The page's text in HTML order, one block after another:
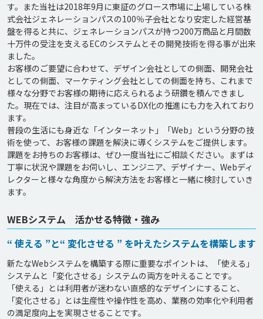
す。また当社は2018年9月に東証のグロース市場に上場している株
式会社ジェネレーションパスの100％子会社となり安定した経営基
盤を得ると共に、ジェネレーションパスが持つ200万商品と月間数
十万件の受注を支えるECのシステムとその開発技術を得る事が出来
ました。
お客様のご要望に合わせて、デザイン会社としての側面、開発会社
としての側面、マーケティング会社としての側面を持ち、これまで
様々な分野でお客様の期待に応えられるよう研鑽を積んできまし
た。現在では、注目が高まっているDX化の推進にも力を入れており
ます。
普段の生活にも身近な「インターネット」「Web」という分野の技
術を使って、お客様の課題を解決に導くシステムをご提供します。
課題をお持ちのお客様は、ぜひ一度当社にご相談ください。まずは
丁寧に状況や課題をお伺いし、エンジニア、デザイナー、Webディ
レクターと様々な角度から解決方法をお客様と一緒に検討していき
WEBシステム 活かせる特徴・強み
“ 使える ”と“ 変化させる ” を叶えたシステムを構築します
新たなWebシステムを構築する際に重要なポイントは、「使える」
システムと「変化させる」システムの両方を叶えることです。
「使える」とは利用者が迷わない直感的なデザインにすること、
「変化させる」とは生産性や操作性を高め、業務の効率化や利用者
の満足度向上を実現させることです。